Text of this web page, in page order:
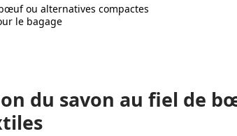
ou alternatives compactes
le bagage
du savon au fiel de